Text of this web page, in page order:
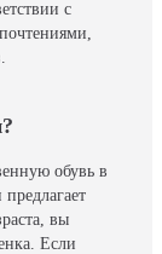
с
обувь в
вы
Если